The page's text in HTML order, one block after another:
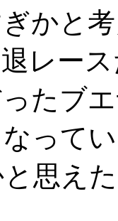
かと
レース
たブ
って
思え